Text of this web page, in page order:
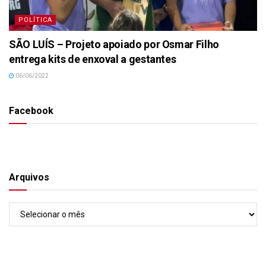
POLÍTICA
SÃO LUÍS – Projeto apoiado por Osmar Filho
entrega kits de enxoval a gestantes
06/06/2022
Facebook
Arquivos